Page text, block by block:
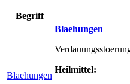
Begriff
Blaehungen
Blaehungen
Heilmittel: